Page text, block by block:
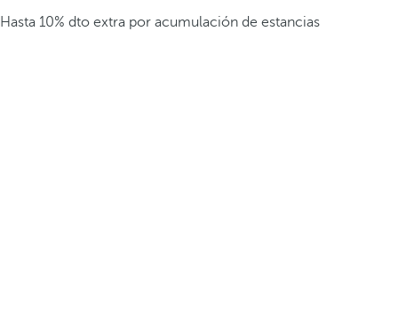
Hasta 10% dto extra por acumulación de estancias